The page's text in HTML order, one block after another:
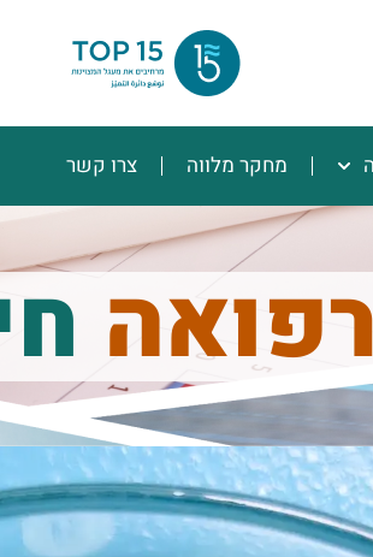
מחקר מלווה צרו קשר